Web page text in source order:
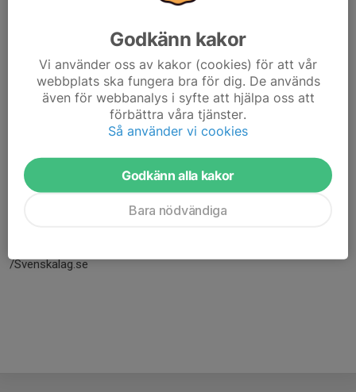
Här hamnar automatiskt de senaste nyheterna på hemsidan. För
att kunna börja administrera hemsidan loggar du in högst upp till
/Svenskalag.se
Godkänn kakor
Vi använder oss av kakor (cookies) för att vår
webbplats ska fungera bra för dig. De används
även för webbanalys i syfte att hjälpa oss att
förbättra våra tjänster.
Så använder vi cookies
Godkänn alla kakor
Bara nödvändiga